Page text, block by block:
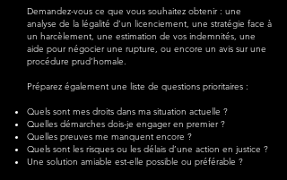
Demandez-vous ce que vous souhaitez obtenir : une
analyse de la légalité d’un licenciement, une stratégie face à
un harcèlement, une estimation de vos indemnités, une
aide pour négocier une rupture, ou encore un avis sur une
procédure prud’homale.
Préparez également une liste de questions prioritaires :
Quels sont mes droits dans ma situation actuelle ?
Quelles démarches dois-je engager en premier ?
Quelles preuves me manquent encore ?
Quels sont les risques ou les délais d’une action en justice ?
Une solution amiable est-elle possible ou préférable ?